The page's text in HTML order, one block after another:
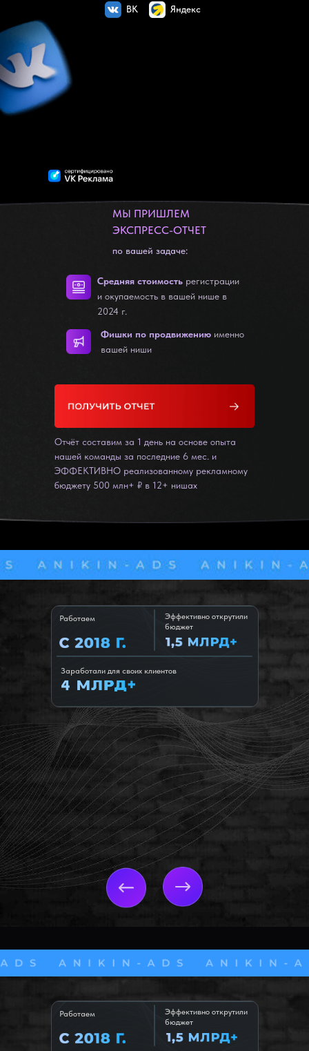
МЫ ПРИШЛЕМ
ЭКСПРЕСС-ОТЧЕТ
по вашей задаче:
Средняя стоимость регистрации
и окупаемость в вашей нише в
2024 г.
Фишки по продвижению именно
вашей ниши
Отчёт составим за 1 день на основе опыта
нашей команды за последние 6 мес. и
ЭФФЕКТИВНО реализованному рекламному
бюджету 500 млн+ ₽ в 12+ нишах
ВК Яндекс
Работаем
Заработали для своих клиентов
Эффективно открутили
бюджет
Работаем
Эффективно открутили
бюджет